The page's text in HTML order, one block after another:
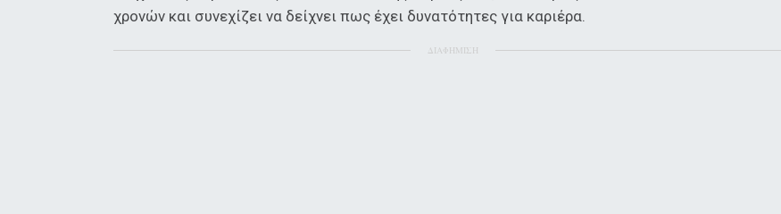
χρονών και συνεχίζει να δείχνει πως έχει δυνατότητες για καριέρα.
ΔΙΑΦΗΜΙΣΗ